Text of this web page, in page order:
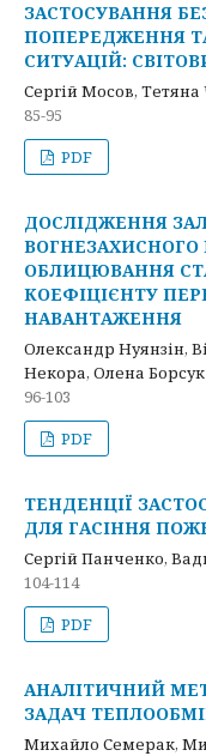
ЗАСТОСУВАННЯ
ПОПЕРЕДЖЕННЯ
СИТУАЦІЙ:
Сергій Мосов,
85-95
PDF
ДОСЛІДЖЕННЯ
ОБЛИЦЮВАННЯ
КОЕФІЦІЄНТУ
НАВАНТАЖЕННЯ
Олександр Нуянзін,
Некора, Олена Борсук
96-103
PDF
ТЕНДЕНЦІЇ
ДЛЯ ГАСІННЯ
Сергій Панченко,
104-114
PDF
АНАЛІТИЧНИЙ
ЗАДАЧ
Михайло Семерак,